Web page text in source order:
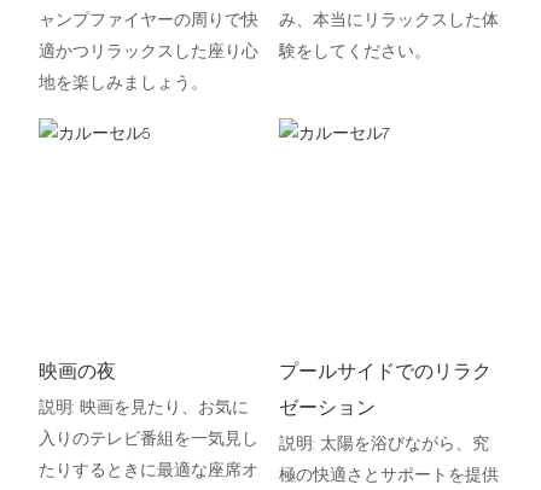
ャンプファイヤーの周りで快
適かつリラックスした座り心
地を楽しみましょう。
み、本当にリラックスした体
験をしてください。
映画の夜
説明: 映画を見たり、お気に
入りのテレビ番組を一気見し
たりするときに最適な座席オ
プールサイドでのリラク
ゼーション
説明: 太陽を浴​​びながら、究
極の快適さとサポートを提供